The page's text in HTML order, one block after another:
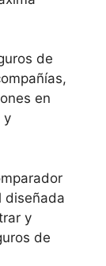
de
en
y
diseñada
y
de